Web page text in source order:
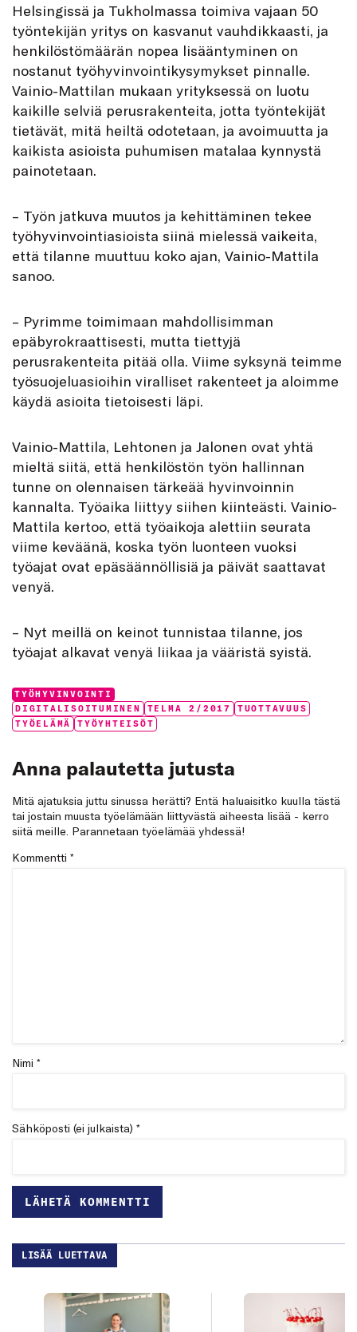
Helsingissä ja Tukholmassa toimiva vajaan 50
työntekijän yritys on kasvanut vauhdikkaasti, ja
henkilöstömäärän nopea lisääntyminen on
nostanut työhyvinvointikysymykset pinnalle.
Vainio-Mattilan mukaan yrityksessä on luotu
kaikille selviä perusrakenteita, jotta työntekijät
tietävät, mitä heiltä odotetaan, ja avoimuutta ja
kaikista asioista puhumisen matalaa kynnystä
painotetaan.
– Työn jatkuva muutos ja kehittäminen tekee
työhyvinvointiasioista siinä mielessä vaikeita,
että tilanne muuttuu koko ajan, Vainio-Mattila
sanoo.
– Pyrimme toimimaan mahdollisimman
epäbyrokraattisesti, mutta tiettyjä
perusrakenteita pitää olla. Viime syksynä teimme
työsuojeluasioihin viralliset rakenteet ja aloimme
käydä asioita tietoisesti läpi.
Vainio-Mattila, Lehtonen ja Jalonen ovat yhtä
mieltä siitä, että henkilöstön työn hallinnan
tunne on olennaisen tärkeää hyvinvoinnin
kannalta. Työaika liittyy siihen kiinteästi. Vainio-
Mattila kertoo, että työaikoja alettiin seurata
viime keväänä, koska työn luonteen vuoksi
työajat ovat epäsäännöllisiä ja päivät saattavat
venyä.
– Nyt meillä on keinot tunnistaa tilanne, jos
työajat alkavat venyä liikaa ja vääristä syistä.
Categories:
TYÖHYVINVOINTI
Tags:
DIGITALISOITUMINEN TELMA 2/2017
TUOTTAVUUS
TYÖELÄMÄ
TYÖYHTEISÖT
Anna palautetta jutusta
Mitä ajatuksia juttu sinussa herätti? Entä haluaisitko kuulla tästä
tai jostain muusta työelämään liittyvästä aiheesta lisää - kerro
siitä meille. Parannetaan työelämää yhdessä!
Kommentti *
Nimi *
Sähköposti (ei julkaista) *
LISÄÄ LUETTAVA